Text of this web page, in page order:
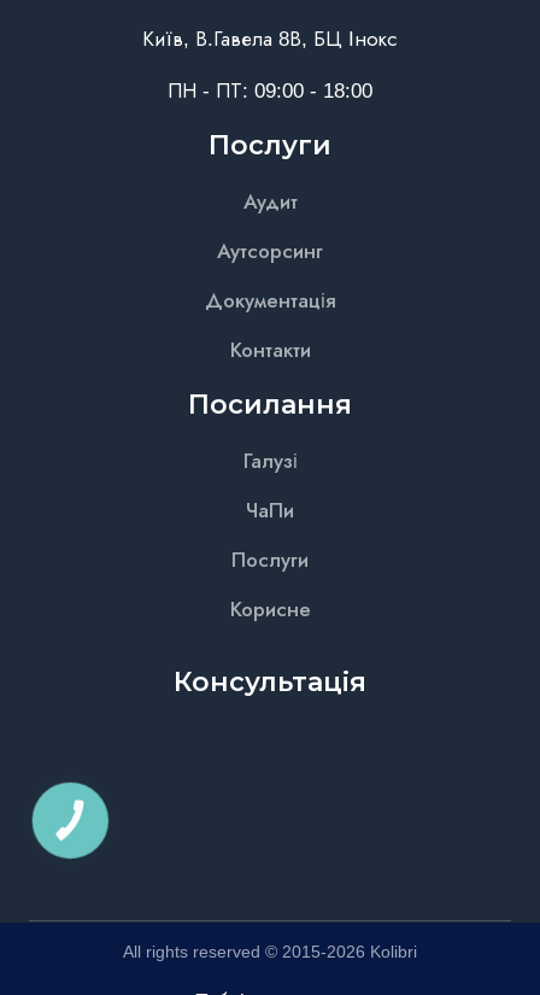
Київ, В.Гавела 8В, БЦ Інокс
ПН - ПТ: 09:00 - 18:00
Послуги
Аудит
Аутсорсинг
Документація
Контакти
Посилання
Галузі
ЧаПи
Послуги
Корисне
Консультація
All rights reserved © 2015-2026 Kolibri
КНОПКА
ЗВ'ЯЗКУ